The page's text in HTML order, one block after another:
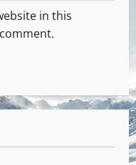
in this